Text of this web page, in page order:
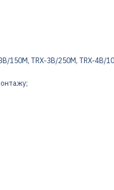
150M, TRX-3B/250M, TRX-4B/